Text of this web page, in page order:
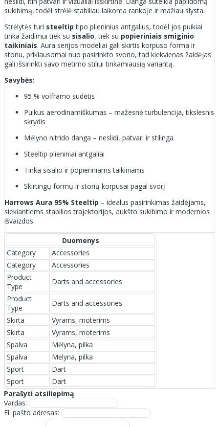
sukibimą, todėl strėlė stabiliau laikoma rankoje ir mažiau slysta.
Strėlytės turi steeltip tipo plieninius antgalius, todėl jos puikiai
tinka žaidimui tiek su sisalio, tiek su popieriniais smiginio
taikiniais. Aura serijos modeliai gali skirtis korpuso forma ir
storiu, priklausomai nuo pasirinkto svorio, tad kiekvienas žaidėjas
gali išsirinkti savo metimo stiliui tinkamiausią variantą.
Savybės:
95 % volframo sudėtis
Puikus aerodinamiškumas – mažesnė turbulencija, tikslesnis
skrydis
Mėlyno nitrido danga – neslidi, patvari ir stilinga
Steeltip plieniniai antgaliai
Tinka sisalio ir popieriniams taikiniams
Skirtingų formų ir storių korpusai pagal svorį
Harrows Aura 95% Steeltip – idealus pasirinkimas žaidėjams,
siekiantiems stabilios trajektorijos, aukšto sukibimo ir modernios
išvaizdos.
Duomenys
Category
Accessories
Category
Accessories
Product
Type
Darts and accessories
Product
Type
Darts and accessories
Skirta
Vyrams, moterims
Skirta
Vyrams, moterims
Spalva
Mėlyna, pilka
Spalva
Mėlyna, pilka
Sport
Dart
Sport
Dart
Parašyti atsiliepimą
Vardas:
El. pašto adresas: